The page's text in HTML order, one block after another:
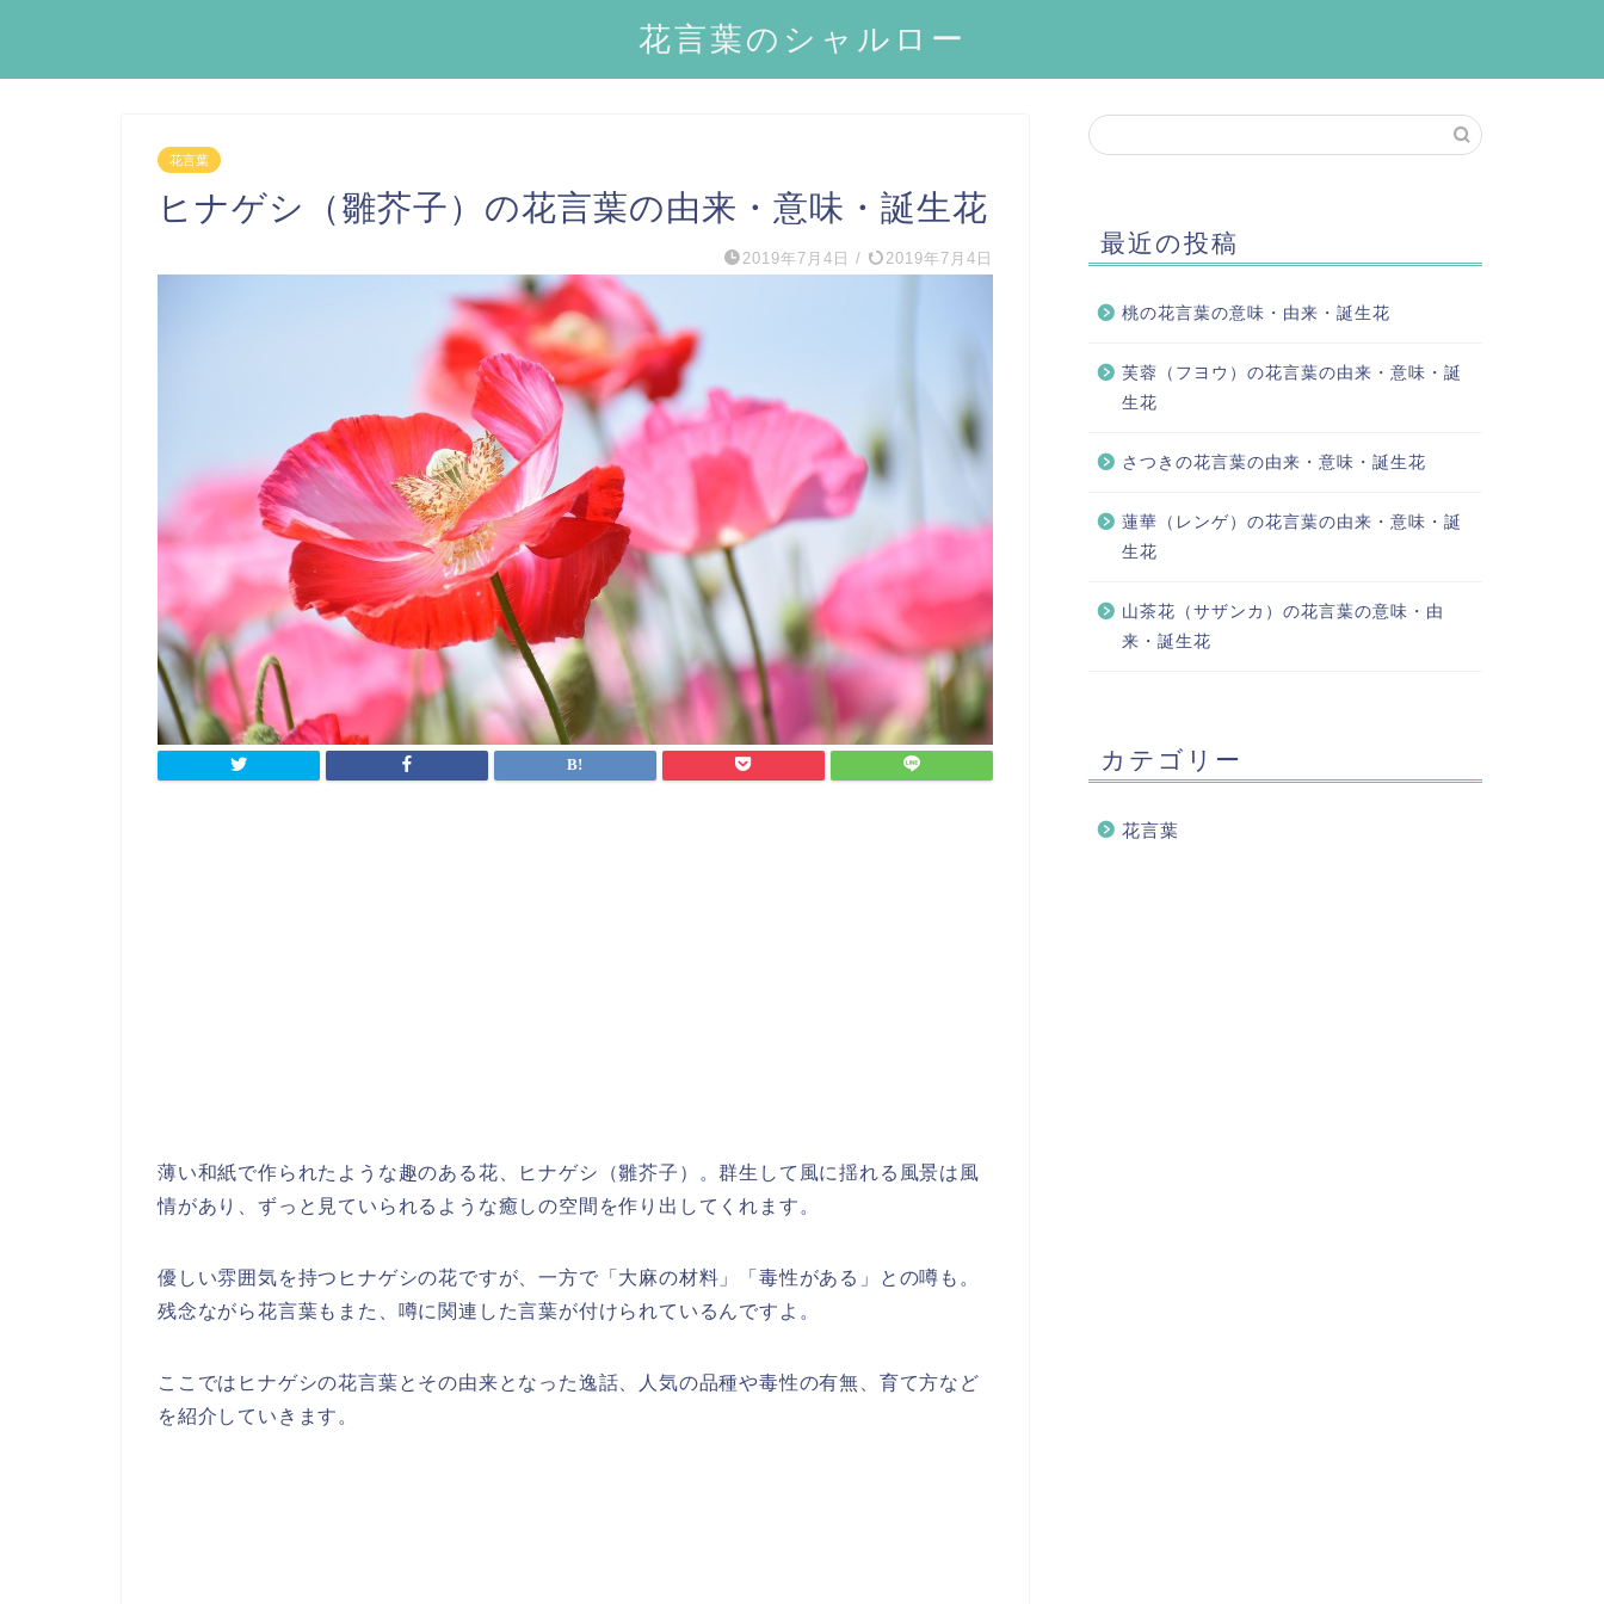
花言葉のシャルロー
花言葉
ヒナゲシ（雛芥子）の花言葉の由来・意味・誕生花
2019年7月4日 / 2019年7月4日
薄い和紙で作られたような趣のある花、ヒナゲシ（雛芥子）。群生して風に揺れる風景は風
情があり、ずっと見ていられるような癒しの空間を作り出してくれます。
優しい雰囲気を持つヒナゲシの花ですが、一方で「大麻の材料」「毒性がある」との噂も。
残念ながら花言葉もまた、噂に関連した言葉が付けられているんですよ。
ここではヒナゲシの花言葉とその由来となった逸話、人気の品種や毒性の有無、育て方など
を紹介していきます。
最近の投稿
桃の花言葉の意味・由来・誕生花
芙蓉（フヨウ）の花言葉の由来・意味・誕
生花
さつきの花言葉の由来・意味・誕生花
蓮華（レンゲ）の花言葉の由来・意味・誕
生花
山茶花（サザンカ）の花言葉の意味・由
来・誕生花
カテゴリー
花言葉